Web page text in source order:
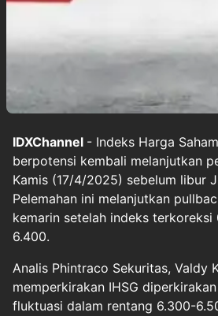
IDXChannel - Indeks Harga
berpotensi kembali melanjutkan
Kamis (17/4/2025) sebelum libur
Pelemahan ini melanjutkan
kemarin setelah indeks terkoreksi
6.400.
Analis Phintraco Sekuritas, Valdy
memperkirakan IHSG
fluktuasi dalam rentang 6.300-